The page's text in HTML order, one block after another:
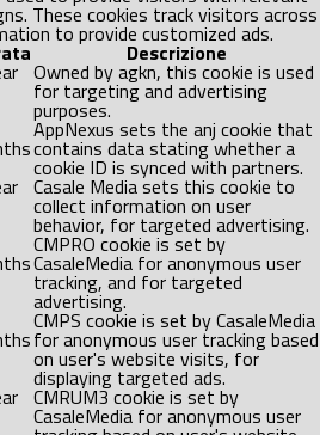
These cookies track visitors across
to provide customized ads.
Descrizione
Owned by agkn, this cookie is used
for targeting and advertising
purposes.
AppNexus sets the anj cookie that
contains data stating whether a
cookie ID is synced with partners.
Casale Media sets this cookie to
collect information on user
behavior, for targeted advertising.
CMPRO cookie is set by
CasaleMedia for anonymous user
tracking, and for targeted
advertising.
CMPS cookie is set by CasaleMedia
for anonymous user tracking based
on user's website visits, for
displaying targeted ads.
CMRUM3 cookie is set by
CasaleMedia for anonymous user